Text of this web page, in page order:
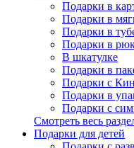
Подарки в
Подарки в
Подарки в
Подарки в
В шкатулке
Подарки в
Подарки с
Подарки в
Подарки с
Смотреть весь
Подарки для детей